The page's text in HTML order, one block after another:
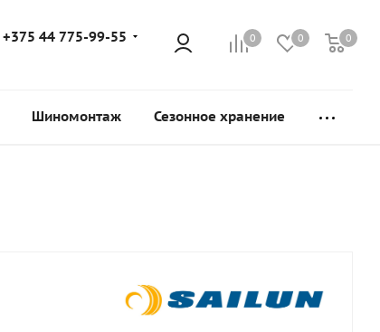
0 0 0
+375 44 775-99-55
Шиномонтаж Сезонное хранение